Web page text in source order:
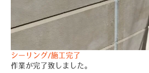
シーリング/施工完了
作業が完了致しました。